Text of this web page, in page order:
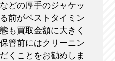
どの厚手のジャケッ
前がベストタイミン
も買取金額に大きく
管前にはクリーニン
くことをお勧めしま